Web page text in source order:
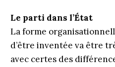
Le parti dans l’État
La forme
d’être inventée va être
avec certes des